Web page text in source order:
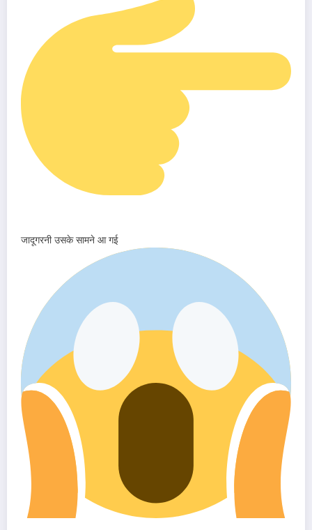
जादूगरनी उसके सामने आ गई